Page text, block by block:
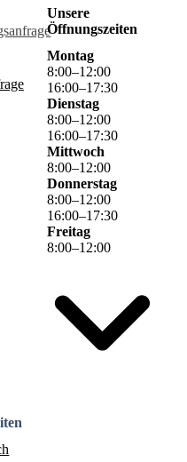
Unsere
Öffnungszeiten
Montag
8:00–12:00
16:00–17:30
Dienstag
8:00–12:00
16:00–17:30
Mittwoch
8:00–12:00
Donnerstag
8:00–12:00
16:00–17:30
Freitag
8:00–12:00